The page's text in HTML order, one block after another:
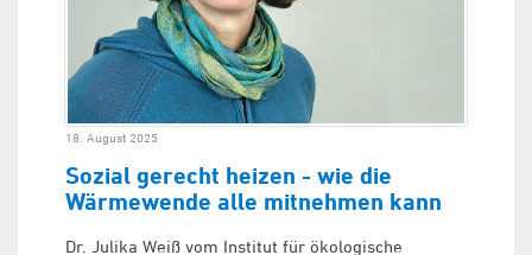
18. August 2025
Sozial gerecht heizen - wie die
Wärmewende alle mitnehmen kann
Dr. Julika Weiß vom Institut für ökologische